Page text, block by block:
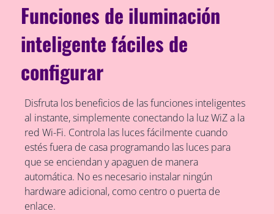
Funciones de iluminación
inteligente fáciles de
configurar
Disfruta los beneficios de las funciones inteligentes
al instante, simplemente conectando la luz WiZ a la
red Wi-Fi. Controla las luces fácilmente cuando
estés fuera de casa programando las luces para
que se enciendan y apaguen de manera
automática. No es necesario instalar ningún
hardware adicional, como centro o puerta de
enlace.